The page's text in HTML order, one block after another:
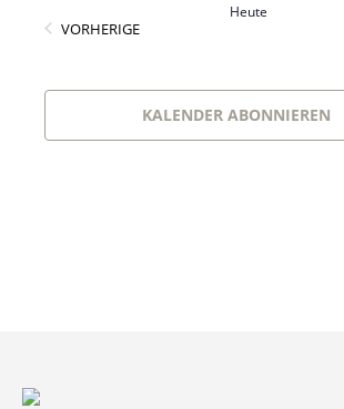
VORHERIGEVERANSTALTUNGEN
Heute
KALENDER ABONNIEREN